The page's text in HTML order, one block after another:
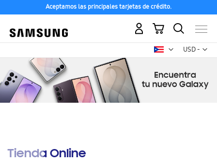
Aceptamos las principales tarjetas de crédito.
USD -
dólar
Mi carrito
Tienda Online